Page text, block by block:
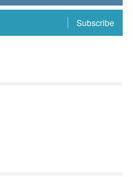
Subscribe